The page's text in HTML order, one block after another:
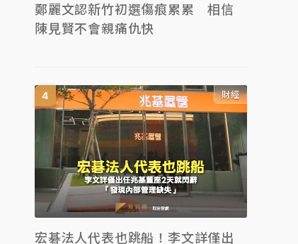
鄭麗文認新竹初選傷痕累累 相信
陳見賢不會親痛仇快
財經
宏碁法人代表也跳船！李文詳僅出